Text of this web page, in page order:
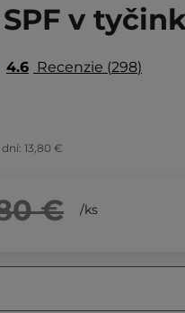
v
4.6 Recenzie 298
13,80 €
€ /ks